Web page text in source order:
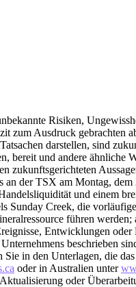
Risiken,
zum Ausdruck gebrachten
darstellen, sind
und andere ähnliche
zukunftsgerichteten
der TSX am Montag,
und einem
Sunday Creek, die
führen
Entwicklungen
beschrieben
in den Unterlagen, die
oder in Australien unter
oder